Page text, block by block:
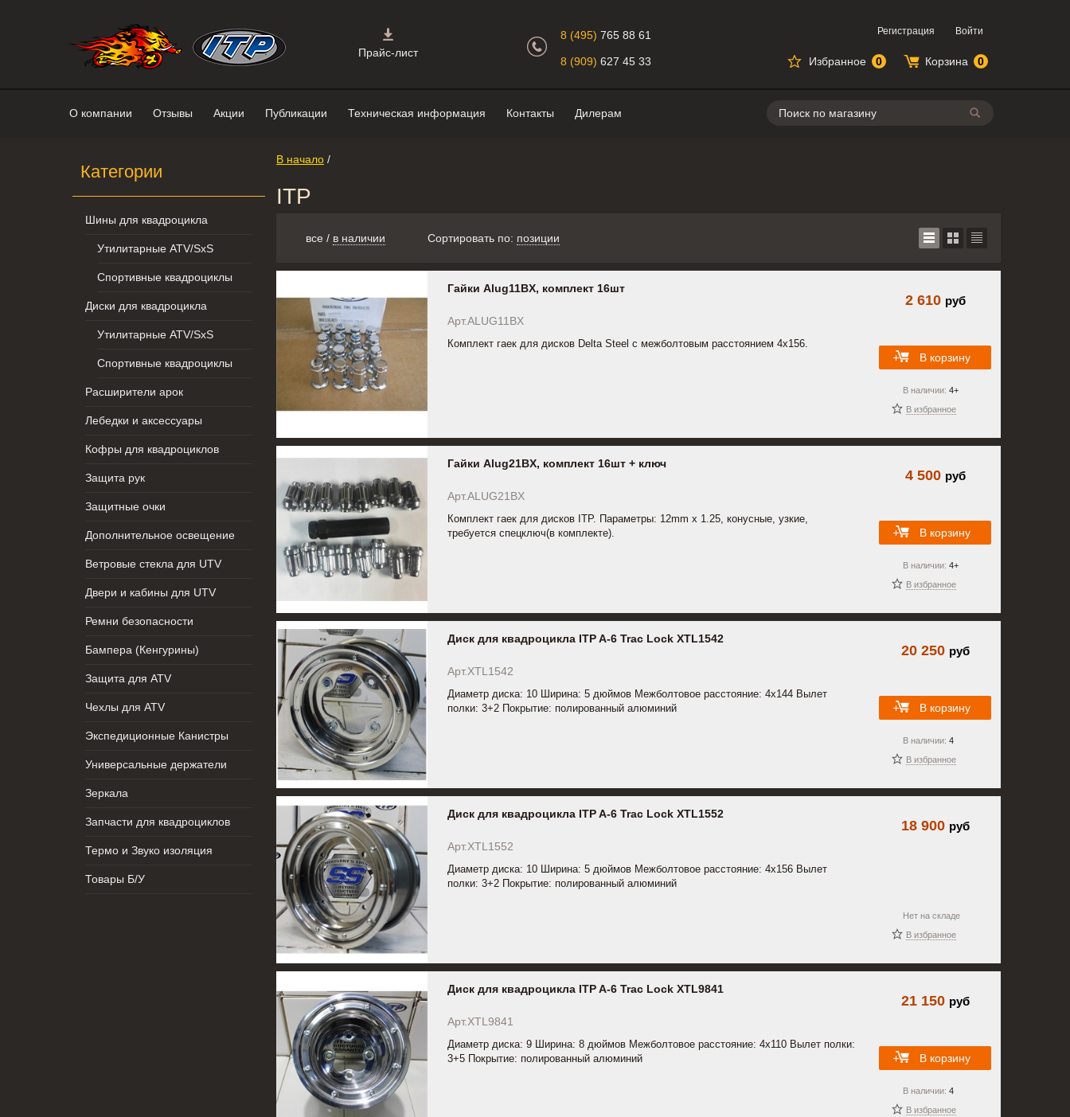
Прайс-лист
О компании Отзывы Акции Публикации Техническая информация Контакты Дилерам Поиск
Избранное 0 Корзина 0
Интернет-магазин "Поросенок". Главная страница. 8 (495) 765 88 61
8 (909) 627 45 33
Регистрация Войти
Категории
Шины для квадроцикла
Утилитарные ATV/SxS
Спортивные квадроциклы
Диски для квадроцикла
Утилитарные ATV/SxS
Спортивные квадроциклы
Расширители арок
Лебедки и аксессуары
Кофры для квадроциклов
Защита рук
Защитные очки
Дополнительное освещение
Ветровые стекла для UTV
Двери и кабины для UTV
Ремни безопасности
Бампера (Кенгурины)
Защита для ATV
Чехлы для ATV
Экспедиционные Канистры
Универсальные держатели
Зеркала
Запчасти для квадроциклов
Термо и Звуко изоляция
Товары Б/У
В начало /
ITP
все / в наличии Сортировать по: позиции
Гайки Alug11BX, комплект 16шт
Арт.ALUG11BX
Комплект гаек для дисков Delta Steel с межболтовым расстоянием 4х156.
2 610 руб
В избранное
В наличии: 4+
В корзину
Гайки Alug21BX, комплект 16шт + ключ
Арт.ALUG21BX
Комплект гаек для дисков ITP. Параметры: 12mm x 1.25, конусные, узкие,
требуется спецключ(в комплекте).
4 500 руб
В избранное
В наличии: 4+
В корзину
Диск для квадроцикла ITP A-6 Trac Lock XTL1542
Арт.XTL1542
Диаметр диска: 10 Ширина: 5 дюймов Межболтовое расстояние: 4x144 Вылет
полки: 3+2 Покрытие: полированный алюминий
20 250 руб
В избранное
В наличии: 4
В корзину
Диск для квадроцикла ITP A-6 Trac Lock XTL1552
Арт.XTL1552
Диаметр диска: 10 Ширина: 5 дюймов Межболтовое расстояние: 4x156 Вылет
полки: 3+2 Покрытие: полированный алюминий
18 900 руб
В избранное
Нет на складе
Диск для квадроцикла ITP A-6 Trac Lock XTL9841
Арт.XTL9841
Диаметр диска: 9 Ширина: 8 дюймов Межболтовое расстояние: 4x110 Вылет полки:
3+5 Покрытие: полированный алюминий
21 150 руб
В избранное
В наличии: 4
В корзину